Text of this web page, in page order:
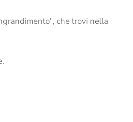
che trovi nella